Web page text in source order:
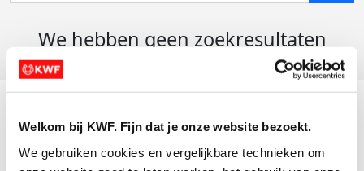
Welkom bij KWF. Fijn dat je onze website bezoekt.
We gebruiken cookies en vergelijkbare technieken om
We hebben geen zoekresultaten
Actiematerialen
Evenementen